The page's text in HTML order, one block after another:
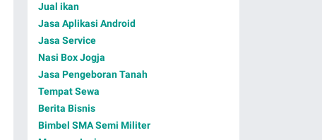
Jual ikan
Jasa Aplikasi Android
Jasa Service
Nasi Box Jogja
Jasa Pengeboran Tanah
Tempat Sewa
Berita Bisnis
Bimbel SMA Semi Militer